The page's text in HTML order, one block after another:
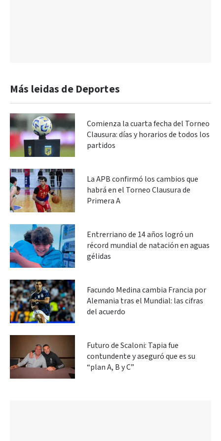
Más leidas de Deportes
Comienza la cuarta fecha del Torneo
Clausura: días y horarios de todos los
partidos
La APB confirmó los cambios que
habrá en el Torneo Clausura de
Primera A
Entrerriano de 14 años logró un
récord mundial de natación en aguas
gélidas
Facundo Medina cambia Francia por
Alemania tras el Mundial: las cifras
del acuerdo
Futuro de Scaloni: Tapia fue
contundente y aseguró que es su
“plan A, B y C”